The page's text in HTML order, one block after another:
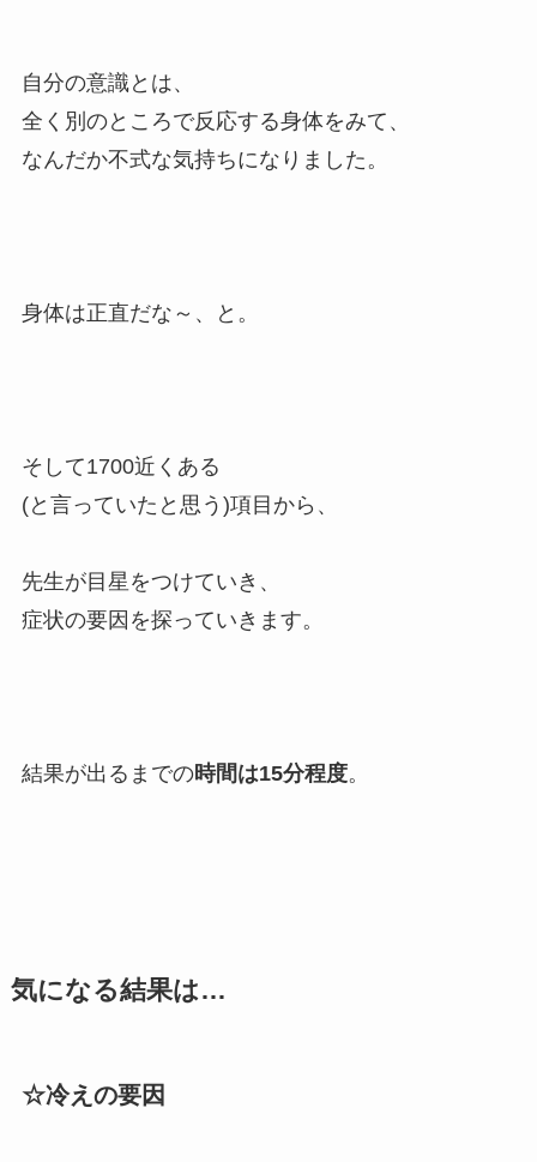
自分の意識とは、
全く別のところで反応する身体をみて、
なんだか不式な気持ちになりました。
身体は正直だな～、と。
そして1700近くある
(と言っていたと思う)項目から、
先生が目星をつけていき、
症状の要因を探っていきます。
結果が出るまでの時間は15分程度。
気になる結果は…
☆冷えの要因